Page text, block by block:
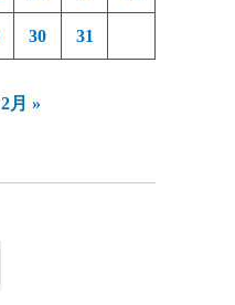
30 31
2月 »